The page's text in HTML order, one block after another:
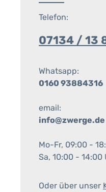
Telefon:
07134 / 13
Whatsapp:
0160 93884316
email:
info@zwerge.de
Mo-Fr, 09:00 -
Sa, 10:00 - 14:00
Oder über unser